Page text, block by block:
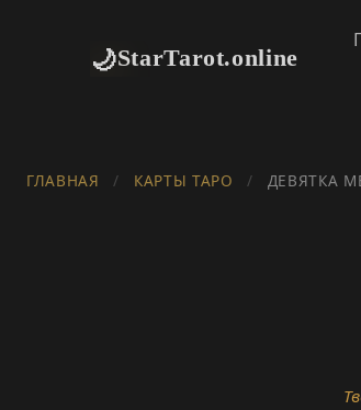
🌙StarTarot.online
ГЛАВНАЯ / КАРТЫ ТАРО / ДЕВЯТКА